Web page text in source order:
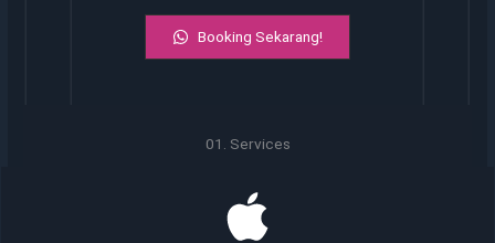
Booking Sekarang!
01. Services